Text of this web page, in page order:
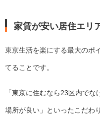
家賃が安い居住エリ
東京生活を楽にする最大のポ
てることです。
「東京に住むなら23区内で
場所が良い」といったこだわ